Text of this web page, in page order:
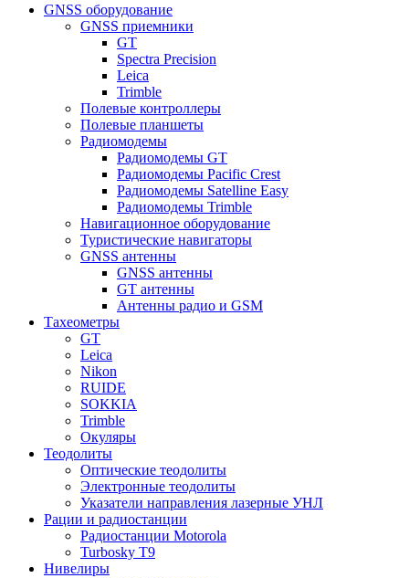
GNSS оборудование
GNSS приемники
GT
Spectra Precision
Leica
Trimble
Полевые контроллеры
Полевые планшеты
Радиомодемы
Радиомодемы GT
Радиомодемы Pacific Crest
Радиомодемы Satelline Easy
Радиомодемы Trimble
Навигационное оборудование
Туристические навигаторы
GNSS антенны
GNSS антенны
GT антенны
Антенны радио и GSM
Тахеометры
GT
Leica
Nikon
RUIDE
SOKKIA
Trimble
Окуляры
Теодолиты
Оптические теодолиты
Электронные теодолиты
Указатели направления лазерные УНЛ
Рации и радиостанции
Радиостанции Motorola
Turbosky T9
Нивелиры